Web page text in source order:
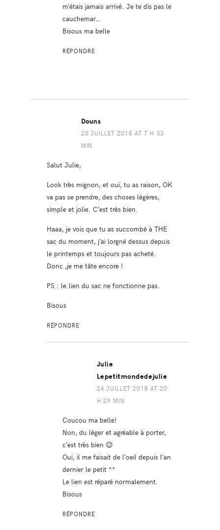
m’étais jamais arrivé. Je te dis pas le
cauchemar…
Bisous ma belle
RÉPONDRE
Douns
20 JUILLET 2018 AT 7 H 53
MIN
Salut Julie,
Look très mignon, et oui, tu as raison, OK
va pas se prendre, des choses légères,
simple et jolie. C’est très bien.
Haaa, je vois que tu as succombé à THE
sac du moment, j’ai lorgné dessus depuis
le printemps et toujours pas acheté.
Donc ,je me tâte encore !
PS : le.lien du sac ne fonctionne pas.
Bisous
RÉPONDRE
Julie
Lepetitmondedejulie
24 JUILLET 2018 AT 20
H 29 MIN
Coucou ma belle!
Non, du léger et agréable à porter,
c’est très bien 😉
Oui, il me faisait de l’oeil depuis l’an
dernier le petit ^^
Le lien est réparé normalement.
Bisous
RÉPONDRE